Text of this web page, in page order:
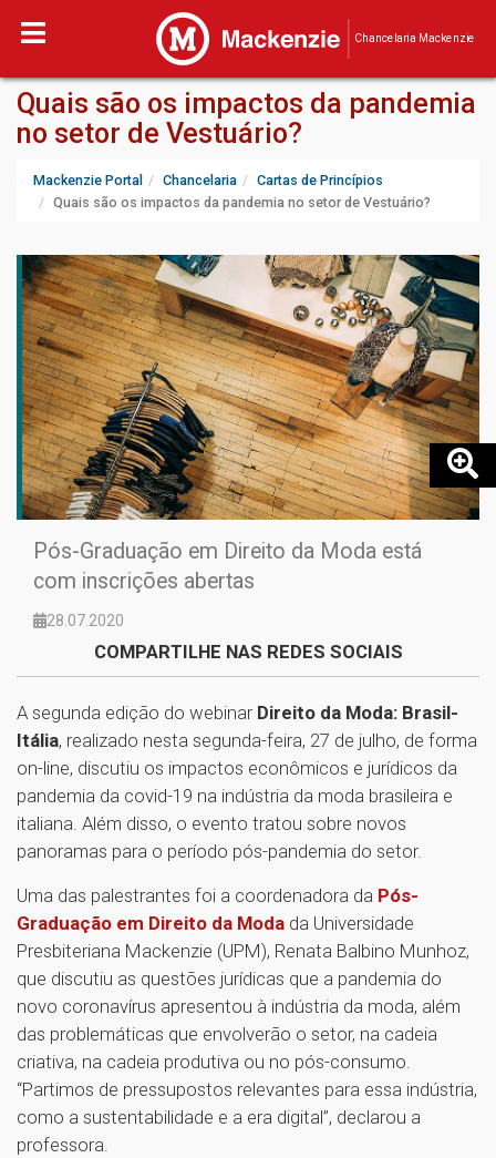
Chancelaria Mackenzie
Quais são os impactos da pandemia
no setor de Vestuário?
Mackenzie Portal Chancelaria
Cartas de Princípios
Quais são os impactos da pandemia no setor de Vestuário?
Pós-Graduação em Direito da Moda está
com inscrições abertas
28.07.2020
COMPARTILHE NAS REDES SOCIAIS
A segunda edição do webinar Direito da Moda: Brasil-
Itália, realizado nesta segunda-feira, 27 de julho, de forma
on-line, discutiu os impactos econômicos e jurídicos da
pandemia da covid-19 na indústria da moda brasileira e
italiana. Além disso, o evento tratou sobre novos
panoramas para o período pós-pandemia do setor.
Uma das palestrantes foi a coordenadora da Pós-
Graduação em Direito da Moda da Universidade
Presbiteriana Mackenzie (UPM), Renata Balbino Munhoz,
que discutiu as questões jurídicas que a pandemia do
novo coronavírus apresentou à indústria da moda, além
das problemáticas que envolverão o setor, na cadeia
criativa, na cadeia produtiva ou no pós-consumo.
“Partimos de pressupostos relevantes para essa indústria,
como a sustentabilidade e a era digital”, declarou a
professora.